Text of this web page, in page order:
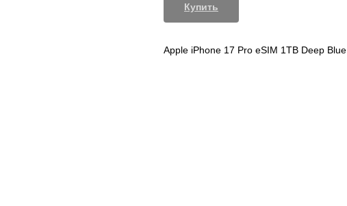
Купить
Apple iPhone 17 Pro eSIM 1TB Deep Blue